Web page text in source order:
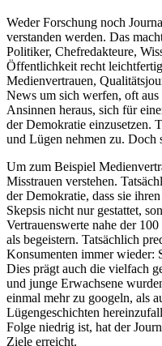
Weder Forschung noch
verstanden werden. Das
Politiker, Chefredakteure,
Öffentlichkeit recht
Medienvertrauen,
News um sich werfen, oft
Ansinnen heraus, sich für
der Demokratie einzusetzen.
und Lügen nehmen zu. Doch
Um zum Beispiel
Misstrauen verstehen.
der Demokratie, dass sie
Skepsis nicht nur gestattet,
Vertrauenswerte nahe der
als begeistern. Tatsächlich
Konsumenten immer wieder:
Dies prägt auch die vielfach
und junge Erwachsene
einmal mehr zu googeln, als
Lügengeschichten
Folge niedrig ist, hat der
Ziele erreicht.